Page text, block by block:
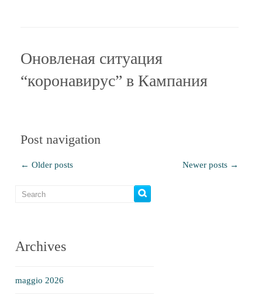
Оновленая ситуация
“коронавирус” в Кампания
Post navigation
Newer posts →
← Older posts
Archives
maggio 2026